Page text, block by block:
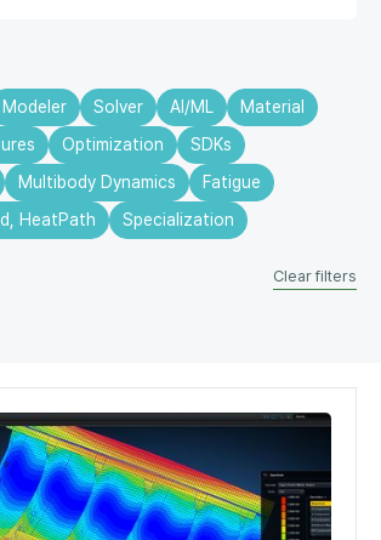
Modeler Solver AI/ML
Material
Optimization
SDKs
Multibody Dynamics
Fatigue
HeatPath
Specialization
Clear filters